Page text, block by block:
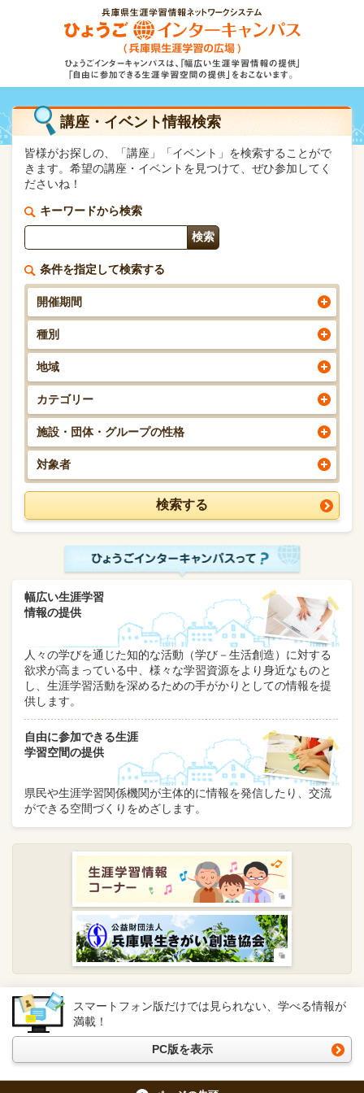
講座・イベント情報検索
皆様がお探しの、「講座」「イベント」を検索することがで
きます。希望の講座・イベントを見つけて、ぜひ参加してく
ださいね！
キーワードから検索
条件を指定して検索する
開催期間
種別
地域
カテゴリー
施設・団体・グループの性格
対象者
幅広い生涯学習
情報の提供
人々の学びを通じた知的な活動（学び－生活創造）に対する
欲求が高まっている中、様々な学習資源をより身近なものと
し、生涯学習活動を深めるための手がかりとしての情報を提
供します。
自由に参加できる生涯
学習空間の提供
県民や生涯学習関係機関が主体的に情報を発信したり、交流
ができる空間づくりをめざします。
スマートフォン版だけでは見られない、学べる情報が
満載！
PC版を表示